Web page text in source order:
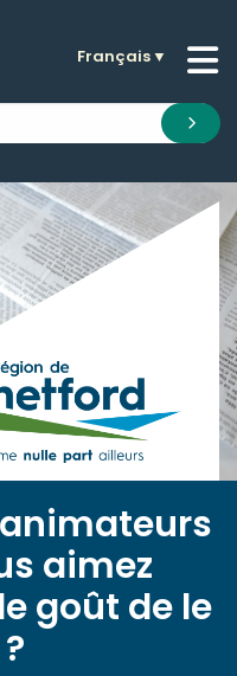
Français▼
aimez
goût de le